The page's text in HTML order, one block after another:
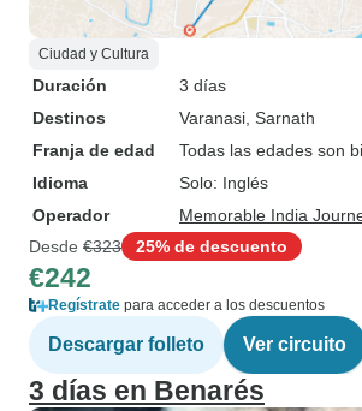
Ciudad y Cultura
Duración
3 días
Destinos
Varanasi , Sarnath
Franja de edad
Todas las edades son
Idioma
Solo: Inglés
Operador
Memorable India
Desde €323 25% de descuento
€242
Regístrate para acceder a los descuentos
Descargar folleto Ver circuito
3 días en Benarés